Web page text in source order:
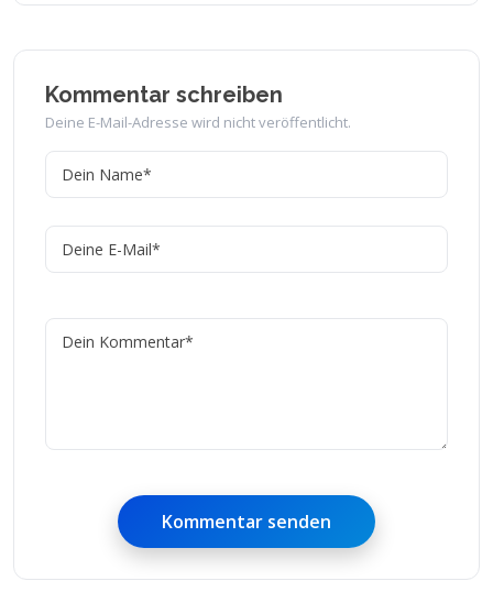
Kommentar schreiben
Deine E-Mail-Adresse wird nicht veröffentlicht.
Kommentar senden